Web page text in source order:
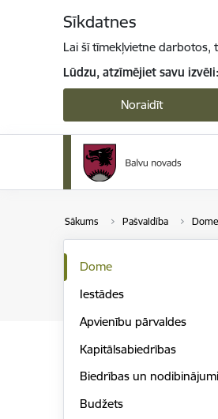
Sīkdatnes
Lai šī tīmekļvietne darbotos,
Lūdzu, atzīmējiet savu izvēli:
Noraidīt
Sākums Pašvaldība Dome
Dome
Iestādes
Apvienību pārvaldes
Kapitālsabiedrības
Biedrības un nodibinājumi
Budžets